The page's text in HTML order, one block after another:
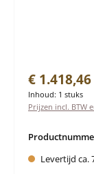
Normale prijs:
€ 1.418,46
Inhoud: 1 stuks
Prijzen incl. BTW
Levertijd ca.